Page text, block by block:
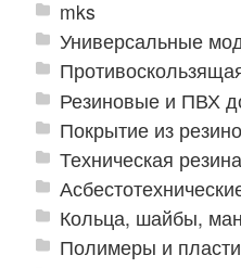
mks
Универсальные
Резиновые и ПВХ
Покрытие из
Техническая резина
Кольца, шайбы,
Полимеры и